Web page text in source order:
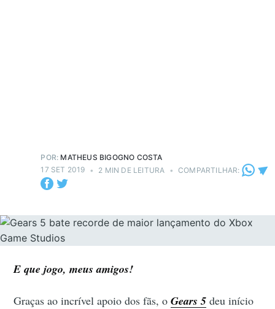
POR: MATHEUS BIGOGNO COSTA
17 SET 2019 • 2 MIN DE LEITURA • COMPARTILHAR:
E que jogo, meus amigos!
Graças ao incrível apoio dos fãs, oGears 5 deu início